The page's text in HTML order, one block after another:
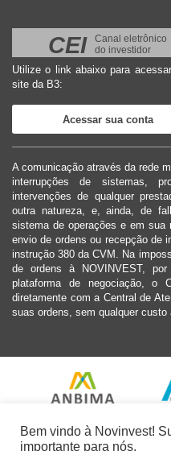
CEI
Canal eletrônico
do investidor
Utilize o link abaixo para
site da B3:
Acessar sua conta
A comunicação através da rede
interrupções de sistemas,
intervenções de qualquer
outra natureza, e, ainda, de
sistema de operações e em sua
envio de ordens ou recepção de
instrução 380 da CVM. Na
de ordens à NOVINVEST, por
plataforma de negociação, o
diretamente com a Central de
suas ordens, sem qualquer custo
Bem vindo à Novinvest!
importante para nós.